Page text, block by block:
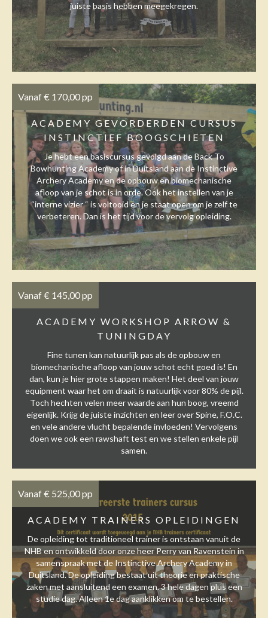
juiste basis hebben meegekregen.
Vanaf € 170,00 pp
ACADEMY GEVORDERDEN CURSUS
INSTINCTIEF BOOGSCHIETEN
Je hebt een basiscursus gevolgd aan de Back To
Bowhunting Academy of in Duitsland aan de Instinctive
Archery Academy en de opbouw en biomechanische
afloop van je schot is in orde. Ook het instellen van je
“interne vizier “ is voltooid en je staat open om je zelf te
verbeteren. Dan is het tijd voor de vervolg opleiding.
Vanaf € 145,00 pp
ACADEMY WORKSHOP ARROW &
TUNINGDAY
Fine tunen kan natuurlijk pas als de opbouw en
biomechanische afloop van jouw schot echt goed is! En
dan, kun je hier grote stappen maken! Het deel van jouw
equipment waar het om draait is natuurlijk voor 80% de pijl.
Toch hechten velen meer waarde aan hun boog, vreemd
eigenlijk. Krijg de juiste inzichten en leer over Spine, F.O.C.
en vele andere vlucht bepalende invloeden! Vervolgens
doen we ook een rawshaft test en we stellen enkele pijl
samen.
Vanaf € 525,00 pp
ACADEMY TRAINERS OPLEIDINGEN
De opleiding tot traditioneel trainer is ontstaan vanuit de
NHB en ontwikkeld door onze heer Perry van Ravenstein in
samenspraak met de Instinctive Archery Academy in
Duitsland. De opleiding bestaat uit theorie en praktische
zaken met aansluitend een examen. 3 hele dagen plus een
studie dag. Alleen 1e dag aanklikken om te bestellen.